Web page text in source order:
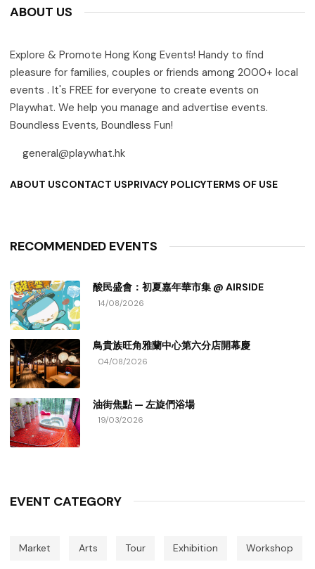
ABOUT US
Explore & Promote Hong Kong Events! Handy to find
pleasure for families, couples or friends among 2000+ local
events . It's FREE for everyone to create events on
Playwhat. We help you manage and advertise events.
Boundless Events, Boundless Fun!
general@playwhat.hk
ABOUT USCONTACT USPRIVACY POLICYTERMS OF USE
RECOMMENDED EVENTS
酸民盛會：初夏嘉年華市集 @ AIRSIDE
14/08/2026
鳥貴族旺角雅蘭中心第六分店開幕慶
04/08/2026
油街焦點 — 左旋們浴場
19/03/2026
EVENT CATEGORY
Market Arts Tour Exhibition Workshop